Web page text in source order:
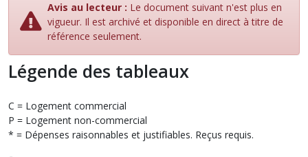
Avis au lecteur : Le document suivant n'est plus en
vigueur. Il est archivé et disponible en direct à titre de
référence seulement.
Légende des tableaux
C = Logement commercial
P = Logement non-commercial
* = Dépenses raisonnables et justifiables. Reçus requis.